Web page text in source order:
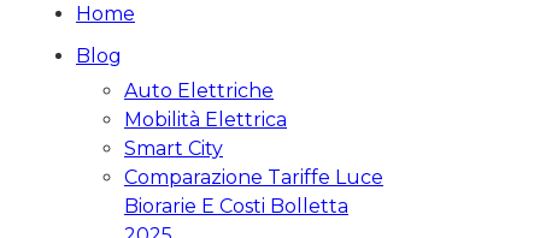
Home
Blog
Auto Elettriche
Mobilità Elettrica
Smart City
Comparazione Tariffe Luce
Biorarie E Costi Bolletta